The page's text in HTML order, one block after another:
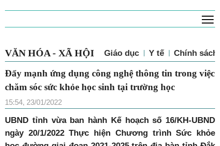
VĂN HÓA - XÃ HỘI Giáo dục Y tế Chính sách
Đẩy mạnh ứng dụng công nghệ thông tin trong việc
chăm sóc sức khỏe học sinh tại trường học
15:54, 23/01/2022
UBND tỉnh vừa ban hành Kế hoạch số 16/KH-UBND
ngày 20/1/2022 Thực hiện Chương trình Sức khỏe